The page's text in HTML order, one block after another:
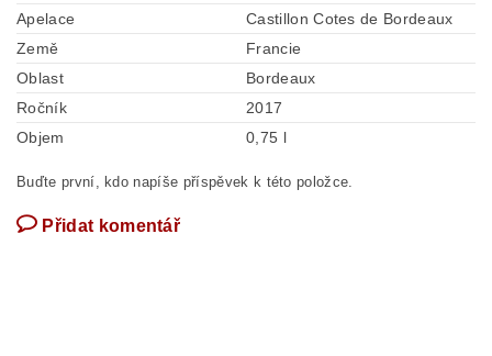
Apelace
Castillon Cotes de Bordeaux
Země
Francie
Oblast
Bordeaux
Ročník
2017
Objem
0,75 l
Buďte první, kdo napíše příspěvek k této položce.
Přidat komentář